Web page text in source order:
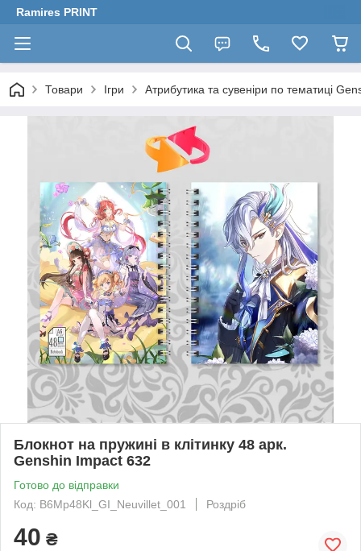
Ramires PRINT
Товари Ігри Атрибутика та сувеніри по тематиці
Блокнот на пружині в клітинку 48 арк.
Genshin Impact 632
Готово до відправки
Код: B6Mp48Kl_GI_Neuvillet_001
Роздріб
40 ₴